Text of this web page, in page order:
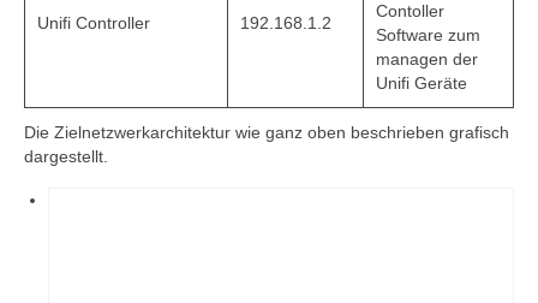
Unifi Controller 192.168.1.2
Contoller
Software zum
managen der
Unifi Geräte
Die Zielnetzwerkarchitektur wie ganz oben beschrieben grafisch
dargestellt.